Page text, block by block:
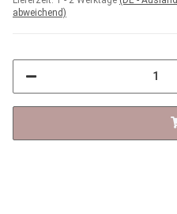
abweichend)